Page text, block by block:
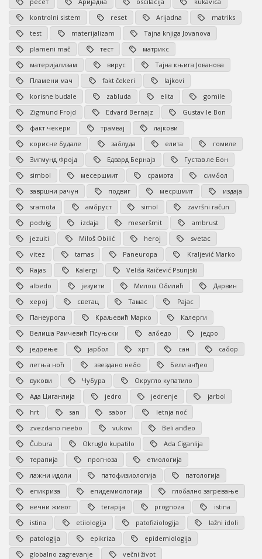
kontrolni sistem
reset Arijadna
matriks
test
materijalizam
Tajna knjiga Jovanova
plameni mač
тест
матрикс
материјализам
вирус
Тајна књига Јованова
Пламени мач
fakt čekeri
lajkovi
korisne budale
zabluda elita
gomile
Zigmund Frojd
Edvard Bernajz
Gustav le Bon
факт чекери
трамвај
лајкови
корисне будале
заблуда елита
гомиле
Зигмунд Фројд
Едвард Бернајз
Густав ле Бон
simbol
месершмит срамота
симбол
завршни рачун
подвиг месршмит
издаја
sramota
амбруст simol
završni račun
podvig
izdaja meseršmit
ambrust
jezuiti
Miloš Obilić heroj
svetac
vitez
tamas Paneuropa
Kraljević Marko
Rajas
Kalergi
Veliša Raičević Psunjski
albedo
језуити Милош Обилић
Дарвин
херој
светац Тамас
Рајас
Панеуропа
Краљевић Марко
Калерги
Велиша Раичевић Псуњски
албедо
једро
једрење
јарбол хрт сан
сабор
летња ноћ
звездано небо
Бели анђео
вукови
Чубура
Округло купатило
Ада Циганлија
jedro jedrenje
jarbol
hrt
san sabor
letnja noć
zvezdano neebo
vukovi
Beli anđeo
Čubura
Okruglo kupatilo
Ada Ciganlija
терапија
прогноза
етиологија
лажни идоли
патофизиологија
патологија
епикриза
епидемиологија
глобално загревање
вечни живот
terapija prognoza
istina
istina
etiiologija patofiziologija
lažni idoli
patologija
epikriza
epidemiologija
globalno zagrevanje
večni život